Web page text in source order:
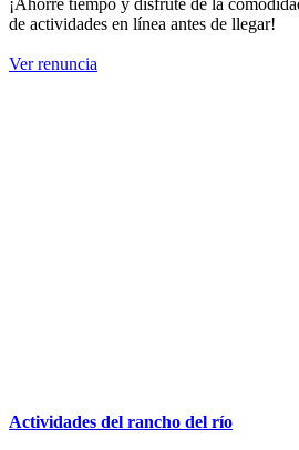
¡Ahorre tiempo y disfrute de la
de actividades en línea antes de llegar!
Ver renuncia
Actividades del rancho del río